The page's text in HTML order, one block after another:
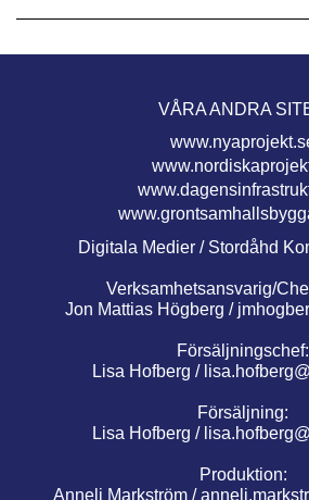
VÅRA ANDRA
Digitala Medier / Stordåhd
Verksamhetsansvarig/
Jon Mattias Högberg /
Försäljningschef:
Lisa Hofberg /
Försäljning:
Lisa Hofberg /
Produktion:
Anneli Markström /